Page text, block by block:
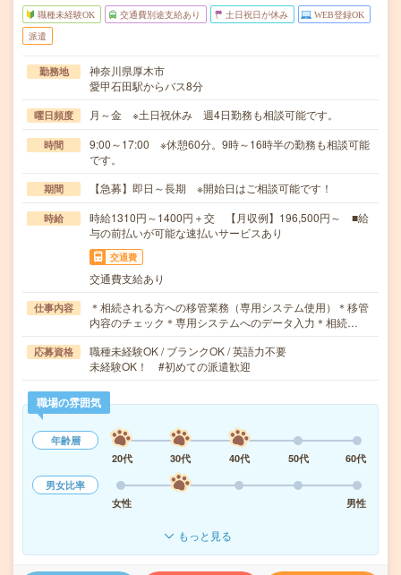
職種未経験OK 交通費別途支給あり 土日祝日が休み WEB登録OK
派遣
勤務地
神奈川県厚木市
愛甲石田駅からバス8分
曜日頻度 月～金 ※土日祝休み 週4日勤務も相談可能です。
時間
9:00～17:00 ※休憩60分。9時～16時半の勤務も相談可能
です。
期間 【急募】即日～長期 ※開始日はご相談可能です！
時給
時給1310円～1400円＋交 【月収例】196,500円～ ■給
与の前払いが可能な速払いサービスあり
交通費
交通費支給あり
仕事内容
＊相続される方への移管業務（専用システム使用）＊移管
内容のチェック＊専用システムへのデータ入力＊相続…
応募資格
職種未経験OK / ブランクOK / 英語力不要
未経験OK！ #初めての派遣歓迎
職場の雰囲気
年齢層
20代
30代 40代 50代
60代
男女比率
女性
男性
もっと見る